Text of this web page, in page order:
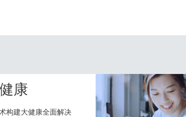
康
构建大健康全面解决